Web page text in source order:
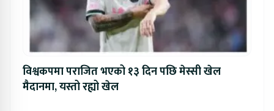
विश्वकपमा पराजित भएको १३ दिन पछि मेस्सी खेल
मैदानमा, यस्तो रह्यो खेल